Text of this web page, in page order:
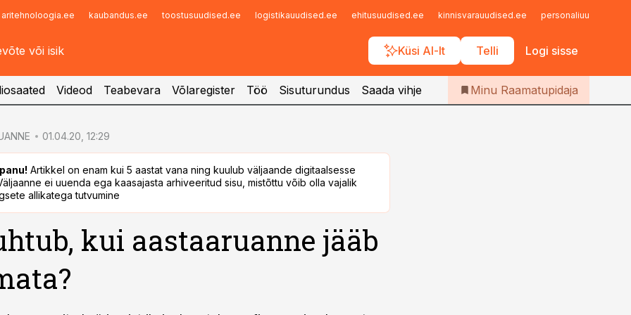
aritehnoloogia.ee kaubandus.ee toostusuudised.ee logistikauudised.ee ehitusuudised.ee kinnisvarauudised.ee personaliuudised.ee
Küsi AI-lt Telli Logi sisse
Infopank
Iseteenindus
Telli Raamatupidaja
Videod Teabevara Võlaregister Töö Sisuturundus Saada vihje Minu Raamatupidaja
01.04.20, 12:29
Artikkel on enam kui 5 aastat vana ning kuulub väljaande digitaalsesse
ei uuenda ega kaasajasta arhiveeritud sisu, mistõttu võib olla vajalik
allikatega tutvumine
kui aastaaruanne jääb